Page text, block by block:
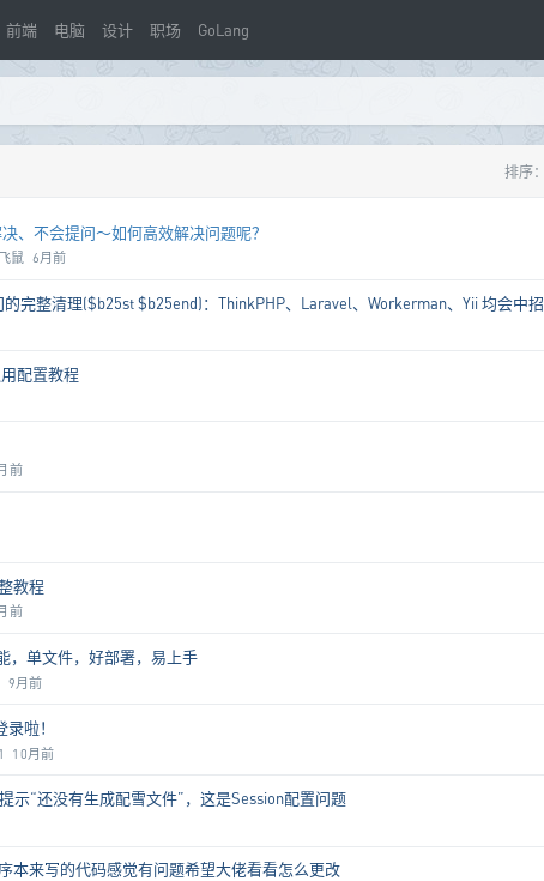
前端 电脑 设计 职场 GoLang
排序：
、不会提问～如何高效解决问题呢？
鼠 6月前
完整清理($b25st $b25end)：ThinkPHP、Laravel、Workerman、Yii 均会中招
配置教程
前
教程
前
，单文件，好部署，易上手
9月前
啦！
10月前
示“还没有生成配雪文件”，这是Session配置问题
本来写的代码感觉有问题希望大佬看看怎么更改